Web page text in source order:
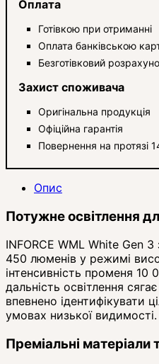
Оплата
Готівкою при отриманні
Оплата банківською
Безготівковий
Захист споживача
Оригінальна продукція
Офіційна гарантія
Повернення на протязі
Опис
Потужне освітлення
INFORCE WML White Gen 3
450 люменів у режимі
інтенсивність променя 10
дальність освітлення
впевнено ідентифікувати
умовах низької видимості.
Преміальні матеріали